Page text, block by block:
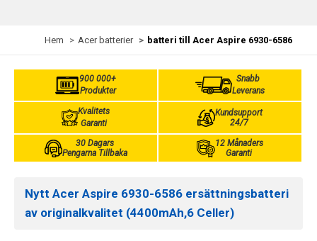
Hem Acer batterier batteri till Acer Aspire 6930-6586
900 000+
Produkter
Snabb
Leverans
Kvalitets
Garanti
Kundsupport
24/7
30 Dagars
Pengarna Tillbaka
12 Månaders
Garanti
Nytt Acer Aspire 6930-6586 ersättningsbatteri
av originalkvalitet (4400mAh,6 Celler)